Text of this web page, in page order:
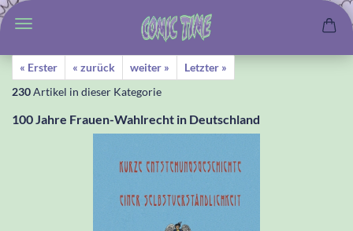
« Erster « zurück weiter »
Letzter »
230Artikel in dieser Kategorie
100 Jahre Frauen-Wahlrecht in Deutschland